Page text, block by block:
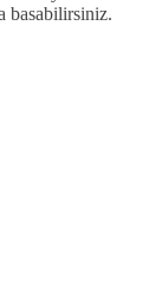
basabilirsiniz.